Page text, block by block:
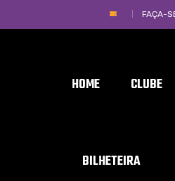
FAÇA-
HOME CLUBE
BILHETEIRA